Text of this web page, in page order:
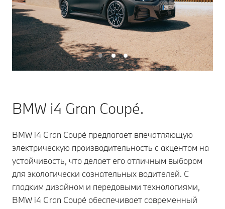
BMW i4 Gran Coupé.
BMW i4 Gran Coupé предлагает впечатляющую
электрическую производительность с акцентом на
устойчивость, что делает его отличным выбором
для экологически сознательных водителей. С
гладким дизайном и передовыми технологиями,
BMW i4 Gran Coupé обеспечивает современный